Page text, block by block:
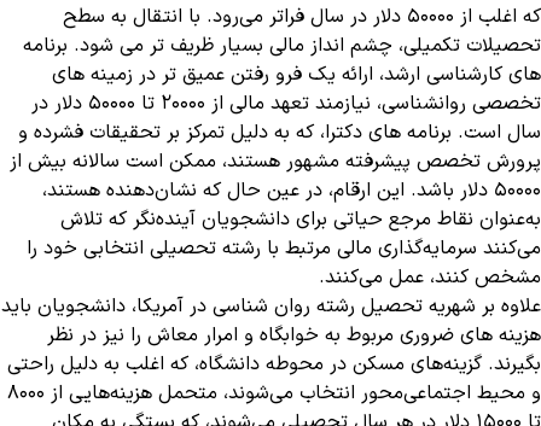
که اغلب از 50000 دلار در سال فراتر می‌رود. با انتقال به سطح
تحصیلات تکمیلی، چشم انداز مالی بسیار ظریف تر می شود. برنامه
های کارشناسی ارشد، ارائه یک فرو رفتن عمیق تر در زمینه های
تخصصی روانشناسی، نیازمند تعهد مالی از 20000 تا 50000 دلار در
سال است. برنامه های دکترا، که به دلیل تمرکز بر تحقیقات فشرده و
پرورش تخصص پیشرفته مشهور هستند، ممکن است سالانه بیش از
50000 دلار باشد. این ارقام، در عین حال که نشان‌دهنده هستند،
به‌عنوان نقاط مرجع حیاتی برای دانشجویان آینده‌نگر که تلاش
می‌کنند سرمایه‌گذاری مالی مرتبط با رشته تحصیلی انتخابی خود را
مشخص کنند، عمل می‌کنند.
علاوه بر شهریه تحصیل رشته روان شناسی در آمریکا، دانشجویان باید
هزینه های ضروری مربوط به خوابگاه و امرار معاش را نیز در نظر
بگیرند. گزینه‌های مسکن در محوطه دانشگاه، که اغلب به دلیل راحتی
و محیط اجتماعی‌محور انتخاب می‌شوند، متحمل هزینه‌هایی از 8000